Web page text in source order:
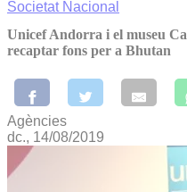
Societat Nacional
Unicef Andorra i el museu
recaptar fons per a Bhutan
Agències
dc., 14/08/2019